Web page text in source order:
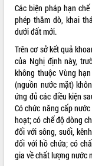
LIÊN KẾT WEB
THỐNG KÊ TRUY CẬP
Hôm nay: 24627
Tất cả: 66000769
Các biện pháp hạn
phép thăm dò, khai
dưới đất mới.
Trên cơ sở kết quả
của Nghị định này,
không thuộc Vùng
(nguồn nước mặt)
ứng đủ các điều kiện
Có chức năng cấp
hoạt; có chế độ dòng
đối với sông, suối,
đối với hồ chứa; có
gia về chất lượng nước